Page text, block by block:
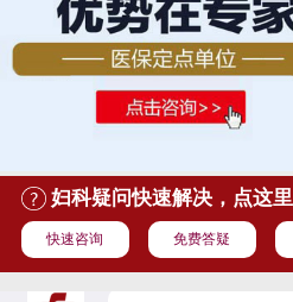
妇科疑问快速解决，点这里
快速咨询 免费答疑